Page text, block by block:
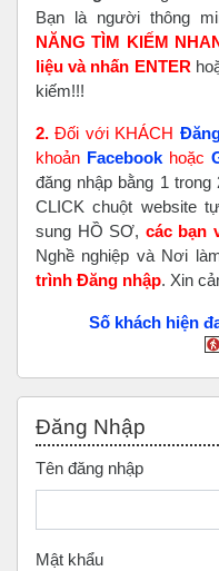
Bạn là người thông
NĂNG TÌM KIẾM
liệu và nhấn ENTER
kiếm!!!
2. Đối với KHÁCH
khoản Facebook hoặc
đăng nhập bằng 1
CLICK chuột website
sung HỒ SƠ, các bạn
Nghề nghiệp và Nơi
trình Đăng nhập. Xin
Số khách hiện
Đăng Nhập
Tên đăng nhập
Mật khẩu